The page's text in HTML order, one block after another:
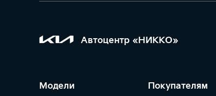
Автоцентр «НИККО»
Модели Покупателям